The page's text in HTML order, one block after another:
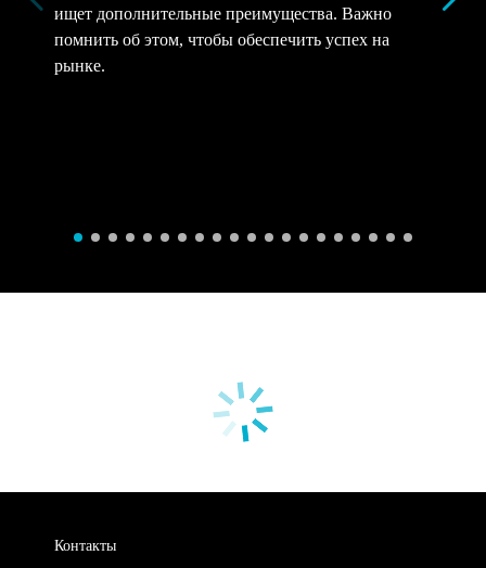
ищет дополнительные преимущества. Важно
помнить об этом, чтобы обеспечить успех на
рынке.
Контакты